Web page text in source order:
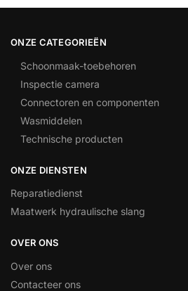
ONZE CATEGORIEËN
Schoonmaak-toebehoren
Inspectie camera
Connectoren en componenten
Wasmiddelen
Technische producten
ONZE DIENSTEN
Reparatiedienst
Maatwerk hydraulische slang
OVER ONS
Over ons
Contacteer ons